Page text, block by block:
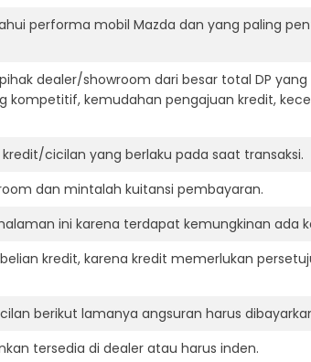
performa mobil Mazda dan yang paling
dealer/showroom dari besar total DP yang
kemudahan pengajuan kredit,
cicilan yang berlaku pada saat transaksi.
dan mintalah kuitansi pembayaran.
ini karena terdapat kemungkinan ada
kredit, karena kredit memerlukan
berikut lamanya angsuran harus
tersedia di dealer atau harus inden.